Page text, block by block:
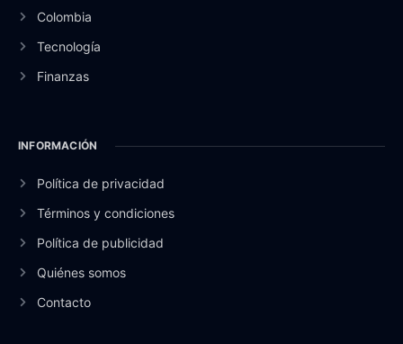
Colombia
Tecnología
Finanzas
INFORMACIÓN
Política de privacidad
Términos y condiciones
Política de publicidad
Quiénes somos
Contacto